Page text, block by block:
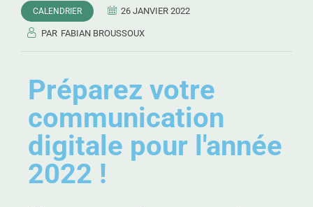
CALENDRIER 26 JANVIER 2022
PAR FABIAN BROUSSOUX
Préparez votre
communication
digitale pour l'année
2022 !